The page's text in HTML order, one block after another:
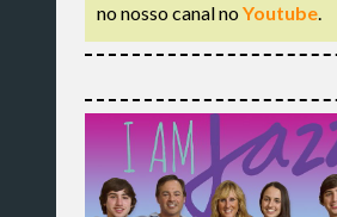
no nosso canal noYoutube.